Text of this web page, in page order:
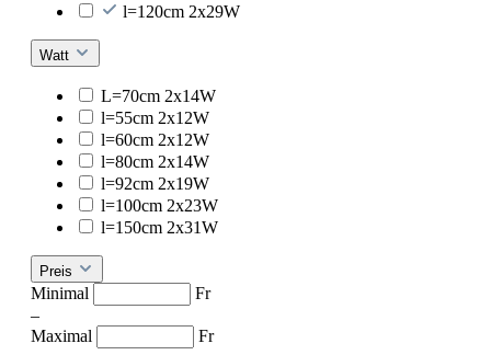
l=120cm 2x29W
Watt
L=70cm 2x14W
l=55cm 2x12W
l=60cm 2x12W
l=80cm 2x14W
l=92cm 2x19W
l=100cm 2x23W
l=150cm 2x31W
Preis
Minimal
Fr
–
Maximal
Fr